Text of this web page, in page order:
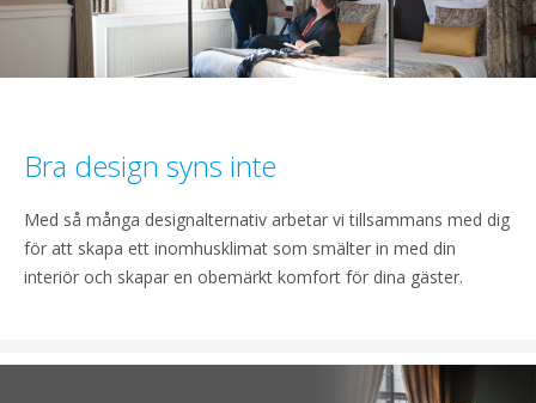
Bra design syns inte
Med så många designalternativ arbetar vi tillsammans med dig
för att skapa ett inomhusklimat som smälter in med din
interiör och skapar en obemärkt komfort för dina gäster.